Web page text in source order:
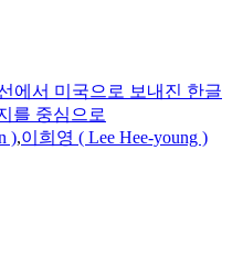
에서 미국으로 보내진 한글
를 중심으로
),이희영 ( Lee Hee-young )